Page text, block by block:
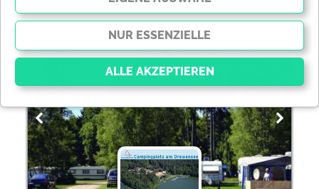
Campingplatz am Drewensee
Essenziell
Essenzielle Cookies ermöglichen grundlegende
Funktionen und sind für die einwandfreie Funktion der
Website dringend erforderlich. Ohne diese Cookies
werden Teile der Website nicht funktionieren.